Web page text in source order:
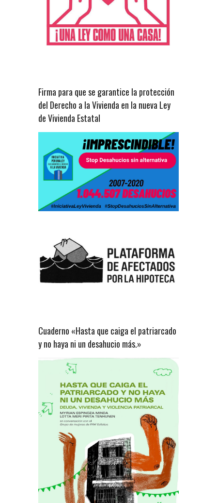
Firma para que se garantice la protección
del Derecho a la Vivienda en la nueva Ley
de Vivienda Estatal
Cuaderno «Hasta que caiga el patriarcado
y no haya ni un desahucio más.»